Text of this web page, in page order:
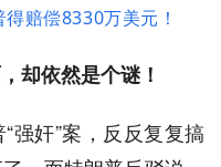
却依然是个谜！
强奸”案，反反复复搞